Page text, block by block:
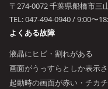
〒274-0072 千葉県船橋市三
TEL:047-494-0940/ 9:00〜
よくある故障
液晶にヒビ・割れがある
画面がうっすらとしか表示
起動時の画面が赤い・チカ